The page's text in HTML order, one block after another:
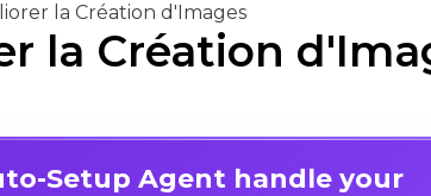
la Création d'Images
la Création
Setup Agent handle your